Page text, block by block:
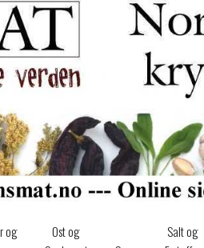
og
Ost og
Salt og